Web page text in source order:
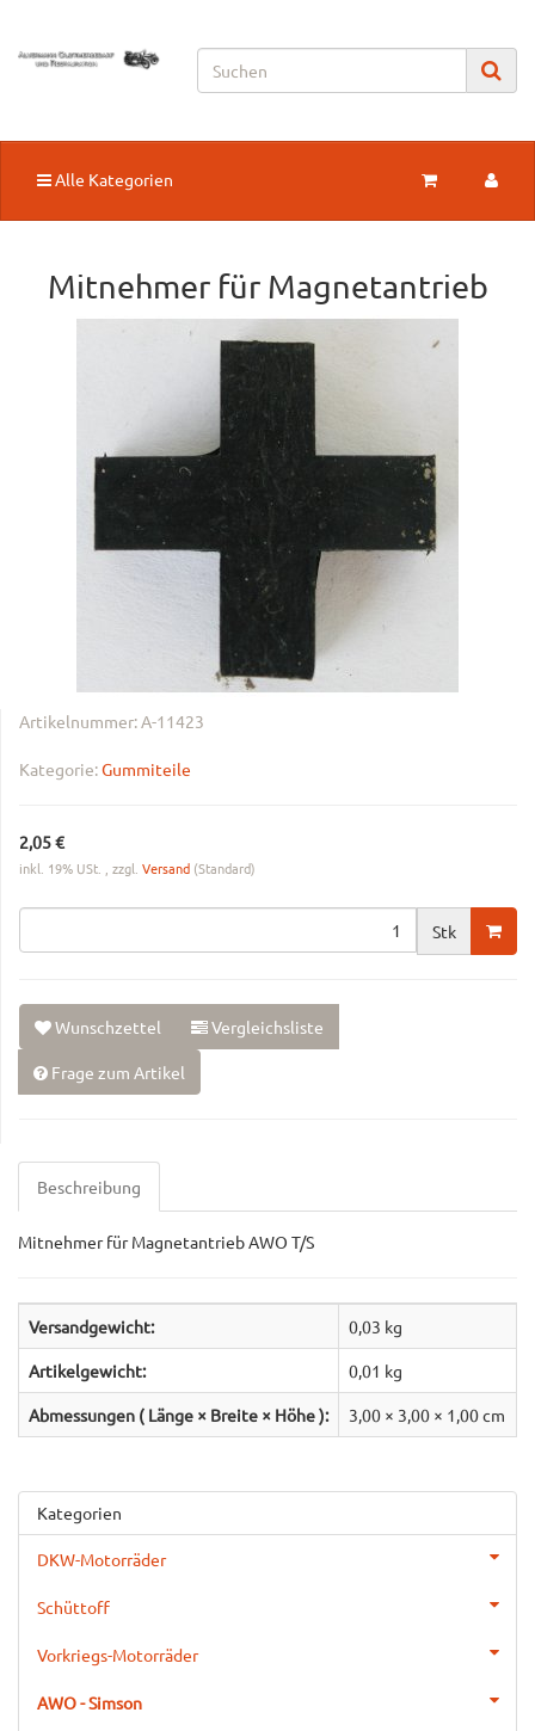
Alle Kategorien
Mitnehmer für Magnetantrieb
Artikelnummer:A-11423
Kategorie:Gummiteile
2,05 €
inkl. 19% USt. , zzgl. Versand (Standard)
Stk
Wunschzettel Vergleichsliste
Frage zum Artikel
Beschreibung
Mitnehmer für Magnetantrieb AWO T/S
Versandgewicht: 0,03 kg
Artikelgewicht: 0,01 kg
Abmessungen ( Länge × Breite × Höhe ): 3,00 × 3,00 × 1,00 cm
Kategorien
DKW-Motorräder
Schüttoff
Vorkriegs-Motorräder
AWO - Simson